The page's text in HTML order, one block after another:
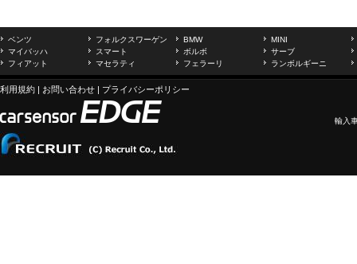
ベンツ フォルクスワーゲン BMW
MINI
マイバッハ
スマート ボルボ
サーブ
フィアット
マセラティ フェラーリ ランボルギーニ
利用規約 | お問い合わせ | プライバシーポリシー
輸入